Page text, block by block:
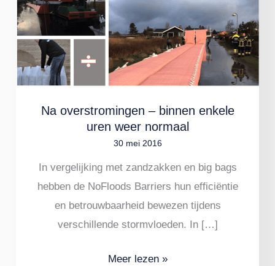
Na overstromingen – binnen enkele
uren weer normaal
30 mei 2016
In vergelijking met zandzakken en big bags
hebben de NoFloods Barriers hun efficiëntie
en betrouwbaarheid bewezen tijdens
verschillende stormvloeden. In […]
binnen
enkele
uren
weer
normaal
Meer lezen »